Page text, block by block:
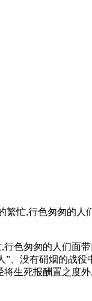
忙,行色匆匆的人
色匆匆的人们面
、没有硝烟的战役
生死报酬置之度